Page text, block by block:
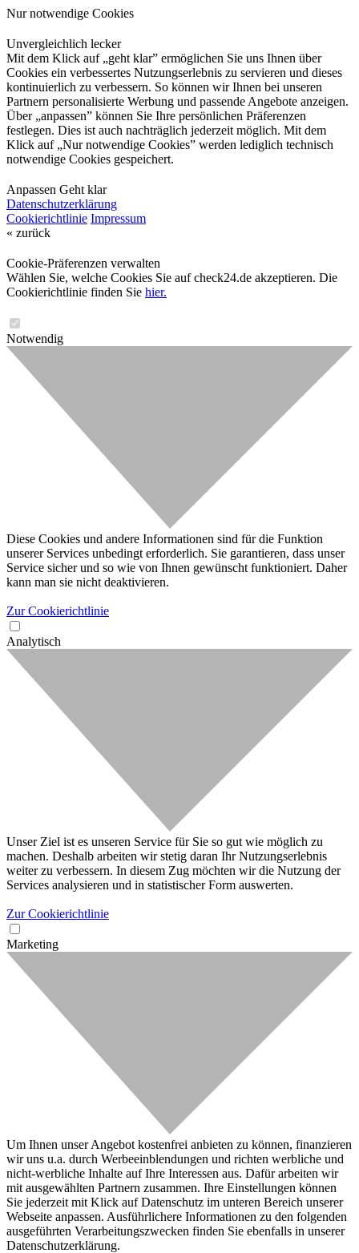
Nur notwendige Cookies
Unvergleichlich lecker
Mit dem Klick auf „geht klar” ermöglichen Sie uns Ihnen über
Cookies ein verbessertes Nutzungserlebnis zu servieren und dieses
kontinuierlich zu verbessern. So können wir Ihnen bei unseren
Partnern personalisierte Werbung und passende Angebote anzeigen.
Über „anpassen” können Sie Ihre persönlichen Präferenzen
festlegen. Dies ist auch nachträglich jederzeit möglich. Mit dem
Klick auf „Nur notwendige Cookies” werden lediglich technisch
notwendige Cookies gespeichert.
Anpassen Geht klar
Datenschutzerklärung
Cookierichtlinie Impressum
« zurück
Cookie-Präferenzen verwalten
Wählen Sie, welche Cookies Sie auf check24.de akzeptieren. Die
Cookierichtlinie finden Sie hier.
Notwendig
Diese Cookies und andere Informationen sind für die Funktion
unserer Services unbedingt erforderlich. Sie garantieren, dass unser
Service sicher und so wie von Ihnen gewünscht funktioniert. Daher
kann man sie nicht deaktivieren.
Zur Cookierichtlinie
Analytisch
Unser Ziel ist es unseren Service für Sie so gut wie möglich zu
machen. Deshalb arbeiten wir stetig daran Ihr Nutzungserlebnis
weiter zu verbessern. In diesem Zug möchten wir die Nutzung der
Services analysieren und in statistischer Form auswerten.
Zur Cookierichtlinie
Marketing
Um Ihnen unser Angebot kostenfrei anbieten zu können, finanzieren
wir uns u.a. durch Werbeeinblendungen und richten werbliche und
nicht-werbliche Inhalte auf Ihre Interessen aus. Dafür arbeiten wir
mit ausgewählten Partnern zusammen. Ihre Einstellungen können
Sie jederzeit mit Klick auf Datenschutz im unteren Bereich unserer
Webseite anpassen. Ausführlichere Informationen zu den folgenden
ausgeführten Verarbeitungszwecken finden Sie ebenfalls in unserer
Datenschutzerklärung.